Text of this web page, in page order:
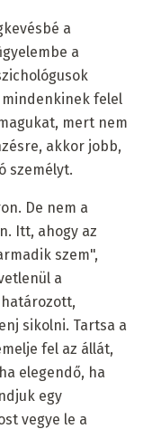
a
a
mindenkinek felel
mert nem
akkor jobb,
személyt.
De nem a
Itt, ahogy az
szem",
a
sikolni. Tartsa a
fel az állát,
elegendő, ha
egy
vegye le a